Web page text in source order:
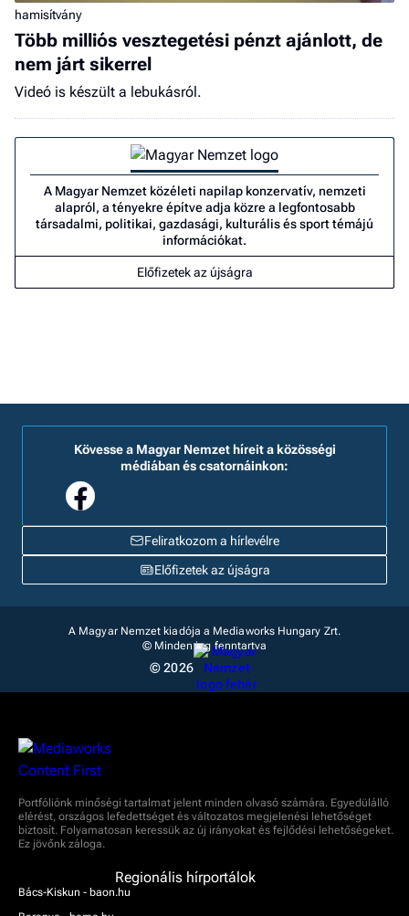
hamisítvány
Több milliós vesztegetési pénzt ajánlott, de
nem járt sikerrel
Videó is készült a lebukásról.
A Magyar Nemzet közéleti napilap konzervatív, nemzeti
alapról, a tényekre építve adja közre a legfontosabb
társadalmi, politikai, gazdasági, kulturális és sport témájú
információkat.
Előfizetek az újságra
Feliratkozom a hírlevélre
Kövesse a Magyar Nemzet híreit a közösségi
médiában és csatornáinkon:
Előfizetek az újságra
A Magyar Nemzet kiadója a Mediaworks Hungary Zrt.
© Minden jog fenntartva
© 2026
Portfóliónk minőségi tartalmat jelent minden olvasó számára. Egyedülálló
elérést, országos lefedettséget és változatos megjelenési lehetőséget
biztosít. Folyamatosan keressük az új irányokat és fejlődési lehetőségeket.
Ez jövőnk záloga.
Regionális hírportálok
Bács-Kiskun - baon.hu